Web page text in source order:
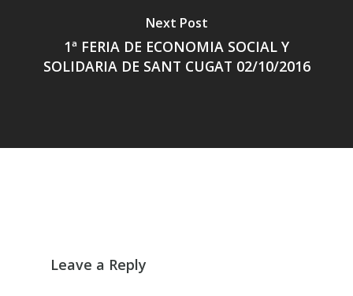
Next Post
1ª FERIA DE ECONOMIA SOCIAL Y
SOLIDARIA DE SANT CUGAT 02/10/2016
Leave a Reply